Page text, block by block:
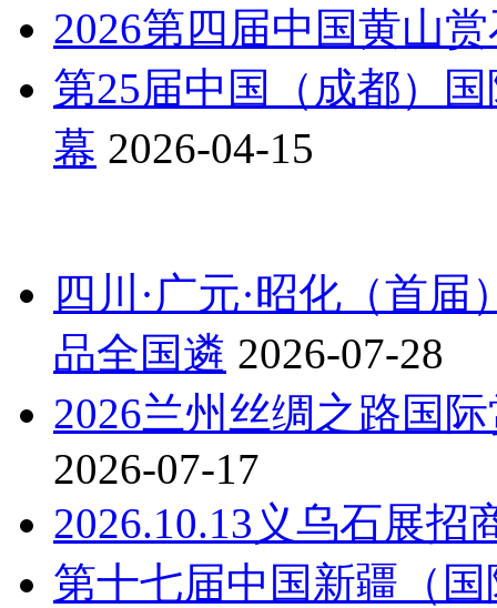
2026第四届中国黄山
第25届中国（成都）
幕 2026-04-15
四川·广元·昭化（首
品全国遴 2026-07-28
2026兰州丝绸之路国
2026-07-17
2026.10.13义乌石展招
第十七届中国新疆（